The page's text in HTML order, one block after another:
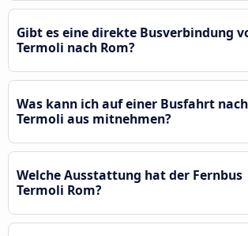
Gibt es eine direkte Busverbindung
Termoli nach Rom?
Was kann ich auf einer Busfahrt
Termoli aus mitnehmen?
Welche Ausstattung hat der Fernbus
Termoli Rom?